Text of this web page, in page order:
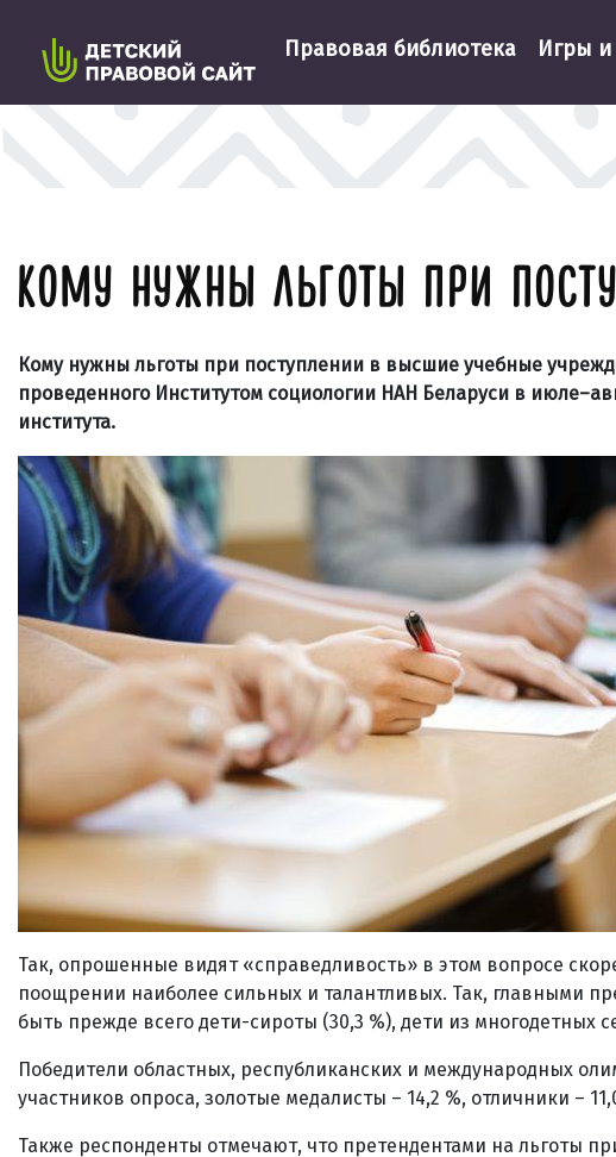
Правовая библиотека Игры и
КОМУ НУЖНЫ ЛЬГОТЫ ПРИ
Кому нужны льготы при поступлении в высшие учебные
проведенного Институтом социологии НАН Беларуси в
института.
Так, опрошенные видят «справедливость» в этом вопросе
поощрении наиболее сильных и талантливых. Так, главными
быть прежде всего дети-сироты (30,3 %), дети из многодетных
Победители областных, республиканских и международных
участников опроса, золотые медалисты – 14,2 %, отличники –
Также респонденты отмечают, что претендентами на льготы